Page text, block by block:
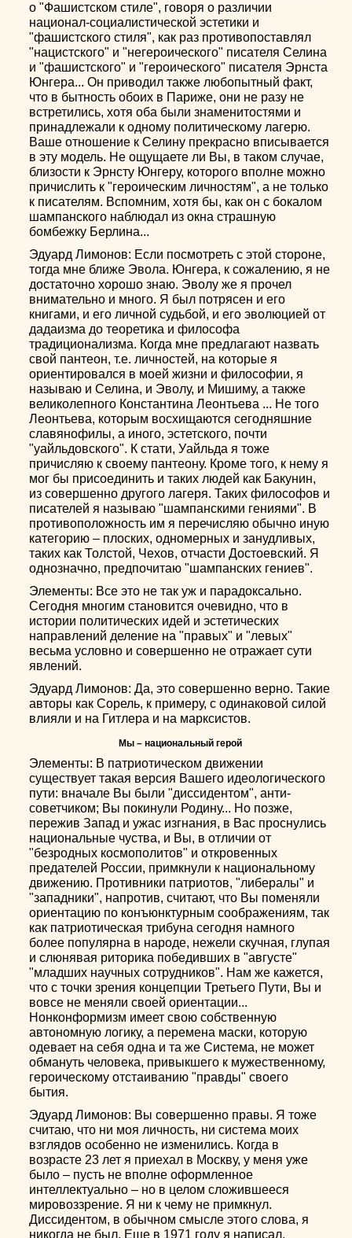
о "Фашистском стиле", говоря о различии
национал-социалистической эстетики и
"фашистского стиля", как раз противопоставлял
"нацистского" и "негероического" писателя Селина
и "фашистского" и "героического" писателя Эрнста
Юнгера... Он приводил также любопытный факт,
что в бытность обоих в Париже, они не разу не
встретились, хотя оба были знаменитостями и
принадлежали к одному политическому лагерю.
Ваше отношение к Селину прекрасно вписывается
в эту модель. Не ощущаете ли Вы, в таком случае,
близости к Эрнсту Юнгеру, которого вполне можно
причислить к "героическим личностям", а не только
к писателям. Вспомним, хотя бы, как он с бокалом
шампанского наблюдал из окна страшную
бомбежку Берлина...
Эдуард Лимонов: Если посмотреть с этой стороне,
тогда мне ближе Эвола. Юнгера, к сожалению, я не
достаточно хорошо знаю. Эволу же я прочел
внимательно и много. Я был потрясен и его
книгами, и его личной судьбой, и его эволюцией от
дадаизма до теоретика и философа
традиционализма. Когда мне предлагают назвать
свой пантеон, т.е. личностей, на которые я
ориентировался в моей жизни и философии, я
называю и Селина, и Эволу, и Мишиму, а также
великолепного Константина Леонтьева ... Не того
Леонтьева, которым восхищаются сегодняшние
славянофилы, а иного, эстетского, почти
"уайльдовского". К стати, Уайльда я тоже
причисляю к своему пантеону. Кроме того, к нему я
мог бы присоединить и таких людей как Бакунин,
из совершенно другого лагеря. Таких философов и
писателей я называю "шампанскими гениями". В
противоположность им я перечисляю обычно иную
категорию – плоских, одномерных и занудливых,
таких как Толстой, Чехов, отчасти Достоевский. Я
однозначно, предпочитаю "шампанских гениев".
Элементы: Все это не так уж и парадоксально.
Сегодня многим становится очевидно, что в
истории политических идей и эстетических
направлений деление на "правых" и "левых"
весьма условно и совершенно не отражает сути
явлений.
Эдуард Лимонов: Да, это совершенно верно. Такие
авторы как Сорель, к примеру, с одинаковой силой
влияли и на Гитлера и на марксистов.
Мы – национальный герой
Элементы: В патриотическом движении
существует такая версия Вашего идеологического
пути: вначале Вы были "диссидентом", анти-
советчиком; Вы покинули Родину... Но позже,
пережив Запад и ужас изгнания, в Вас проснулись
национальные чуства, и Вы, в отличии от
"безродных космополитов" и откровенных
предателей России, примкнули к национальному
движению. Противники патриотов, "либералы" и
"западники", напротив, считают, что Вы поменяли
ориентацию по конъюнктурным соображениям, так
как патриотическая трибуна сегодня намного
более популярна в народе, нежели скучная, глупая
и слюнявая риторика победивших в "августе"
"младших научных сотрудников". Нам же кажется,
что с точки зрения концепции Третьего Пути, Вы и
вовсе не меняли своей ориентации...
Нонконформизм имеет свою собственную
автономную логику, а перемена маски, которую
одевает на себя одна и та же Система, не может
обмануть человека, привыкшего к мужественному,
героическому отстаиванию "правды" своего
бытия.
Эдуард Лимонов: Вы совершенно правы. Я тоже
считаю, что ни моя личность, ни система моих
взглядов особенно не изменились. Когда в
возрасте 23 лет я приехал в Москву, у меня уже
было – пусть не вполне оформленное
интеллектуально – но в целом сложившееся
мировоззрение. Я ни к чему не примкнул.
Диссидентом, в обычном смысле этого слова, я
никогда не был. Еще в 1971 году я написал,